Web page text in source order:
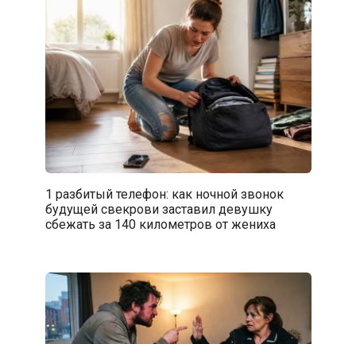
1 разбитый телефон: как ночной звонок
будущей свекрови заставил девушку
сбежать за 140 километров от жениха